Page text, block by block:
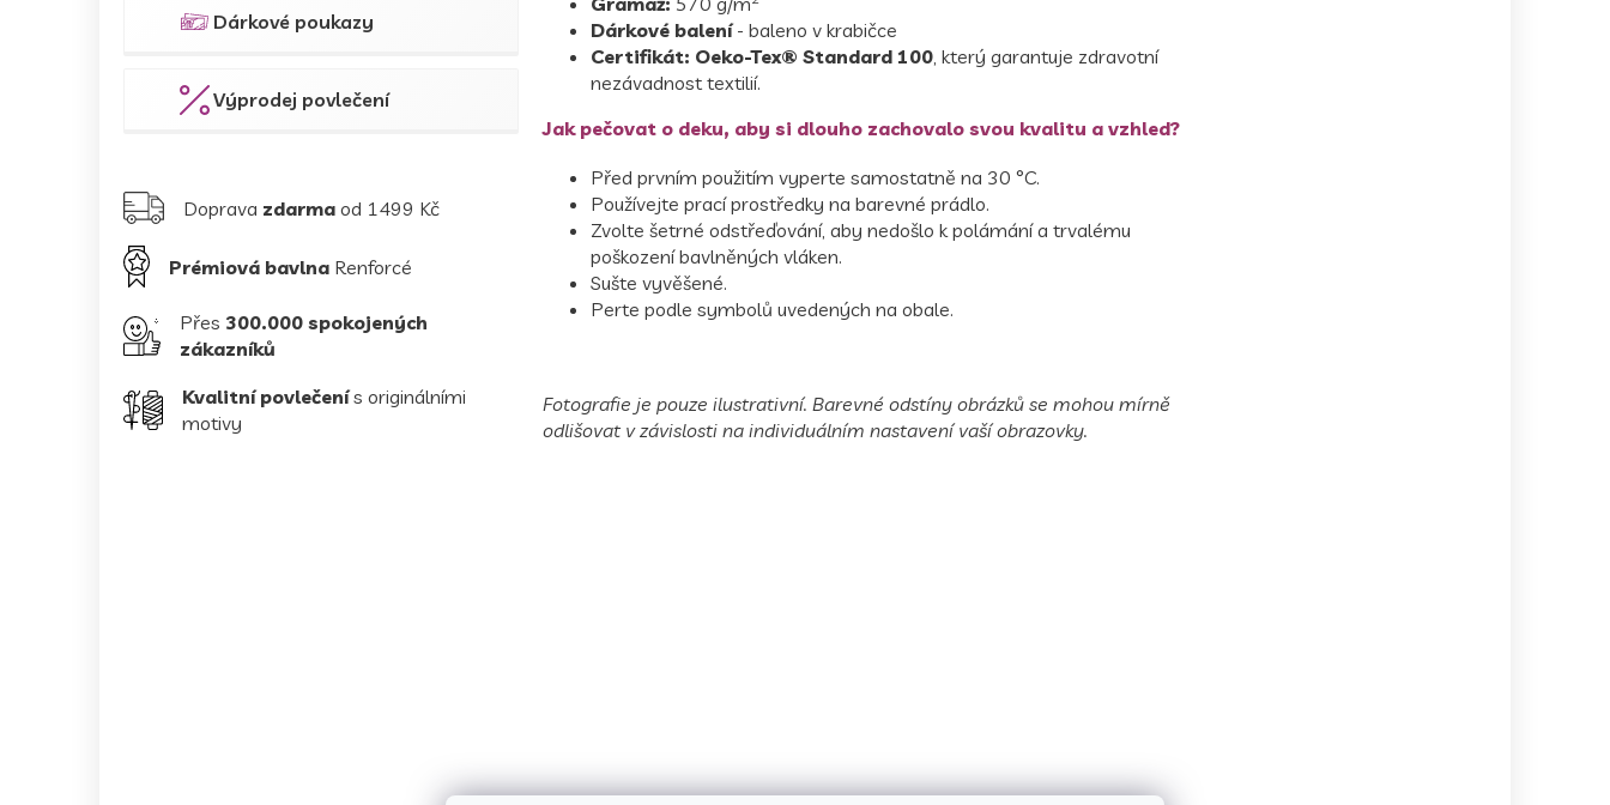
Dárkové poukazy
Výprodej povlečení
Doprava zdarma od 1499 Kč
Prémiová bavlna Renforcé
Přes 300.000 spokojených
zákazníků
Kvalitní povlečenís originálními
motivy
Dárkové balení- baleno v krabičce
Certifikát: Oeko-Tex® Standard 100 , který garantuje zdravotní
nezávadnost textilií.
Jak pečovat o deku, aby si dlouho zachovalo svou kvalitu a vzhled?
Před prvním použitím vyperte samostatně na 30 °C.
Používejte prací prostředky na barevné prádlo.
Zvolte šetrné odstřeďování, aby nedošlo k polámání a trvalému
poškození bavlněných vláken.
Sušte vyvěšené.
Perte podle symbolů uvedených na obale.
Fotografie je pouze ilustrativní. Barevné odstíny obrázků se mohou mírně
odlišovat v závislosti na individuálním nastavení vaší obrazovky.